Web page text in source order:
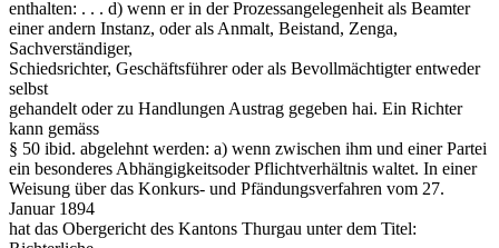
enthalten: . . . d) wenn er in der Prozessangelegenheit als Beamter
einer andern Instanz, oder als Anmalt, Beistand, Zenga,
Sachverständiger,
Schiedsrichter, Geschäftsführer oder als Bevollmächtigter entweder
selbst
gehandelt oder zu Handlungen Austrag gegeben hai. Ein Richter
kann gemäss
§ 50 ibid. abgelehnt werden: a) wenn zwischen ihm und einer Partei
ein besonderes Abhängigkeitsoder Pflichtverhältnis waltet. In einer
Weisung über das Konkurs- und Pfändungsverfahren vom 27.
Januar 1894
hat das Obergericht des Kantons Thurgau unter dem Titel: